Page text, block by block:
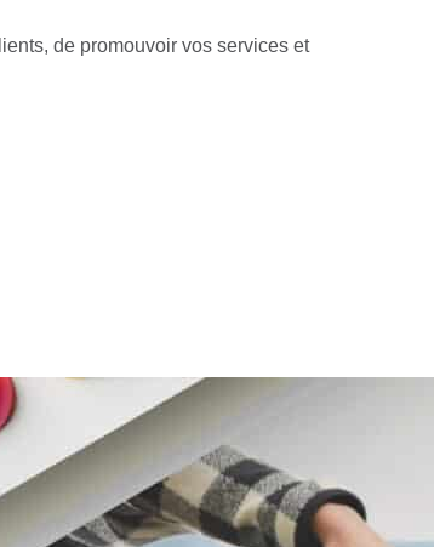
de promouvoir vos services et